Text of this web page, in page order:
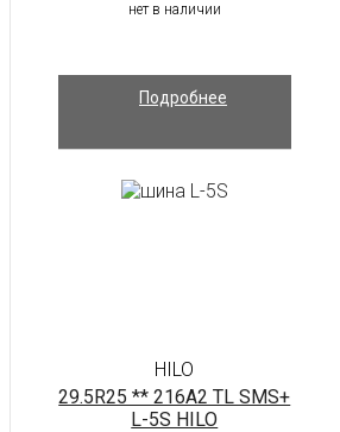
нет в наличии
Подробнее
HILO
29.5R25 ** 216A2 TL SMS+
L-5S HILO